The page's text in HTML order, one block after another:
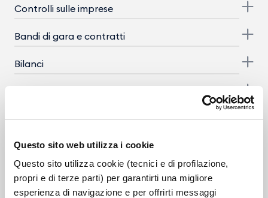
Questo sito web utilizza i cookie
Questo sito utilizza cookie (tecnici e di profilazione,
propri e di terze parti) per garantirti una migliore
esperienza di navigazione e per offrirti messaggi
Controlli sulle imprese
Bandi di gara e contratti
Bilanci
Controlli e rilievi sull'amministrazione
Servizi erogati
Altri contenuti - Corruzione